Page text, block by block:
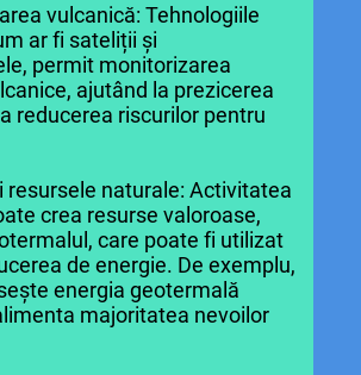
vulcanică: Tehnologiile
ar fi sateliții și
permit monitorizarea
ajutând la prezicerea
reducerea riscurilor pentru
resursele naturale: Activitatea
crea resurse valoroase,
care poate fi utilizat
de energie. De exemplu,
energia geotermală
majoritatea nevoilor